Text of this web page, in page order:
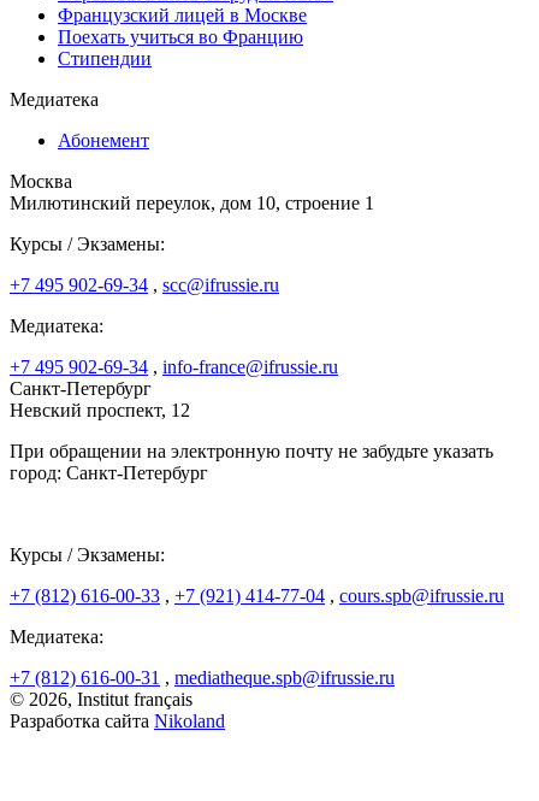
Французский лицей в Москве
Поехать учиться во Францию
Стипендии
Медиатека
Абонемент
Москва
Милютинский переулок, дом 10, строение 1
Курсы / Экзамены:
+7 495 902-69-34 , scc@ifrussie.ru
Медиатека:
+7 495 902-69-34 , info-france@ifrussie.ru
Санкт-Петербург
Невский проспект, 12
При обращении на электронную почту не забудьте указать
город: Санкт-Петербург
Курсы / Экзамены:
+7 (812) 616-00-33 , +7 (921) 414-77-04 , cours.spb@ifrussie.ru
Медиатека:
+7 (812) 616-00-31 , mediatheque.spb@ifrussie.ru
© 2026, Institut français
Разработка сайта Nikoland